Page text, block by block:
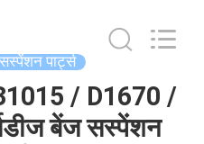
पार्ट्स
/ D1670 /
बेंज सस्पेंशन